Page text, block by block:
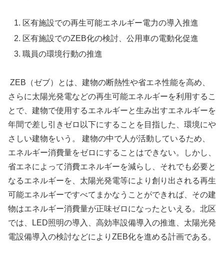
区有施設での再生可能エネルギー電力の導入推進
区有施設でのZEB化の検討、公用車の電動化促進
職員の環境行動の推進
ZEB（ゼブ）とは、建物の断熱性や省エネ性能を高め、
さらに太陽光発電などの再生可能エネルギーを利用するこ
とで、建物で使用するエネルギーと生み出すエネルギーを
年間で差し引きゼロ以下にすることを目指した、環境にや
さしい建物をいう。 建物の中で人が活動しているため、
エネルギー消費量をゼロにすることはできない。しかし、
省エネによって消費エネルギーを減らし、それでも必要と
なるエネルギーを、太陽光発電等により創り出される再生
可能エネルギーですべてまかなうことができれば、その建
物はエネルギー消費量が正味ゼロになったといえる。北区
では、LED照明の導入、高効率設備導入の推進、太陽光発
電設備導入の検討などによりZEB化を進める計画である。